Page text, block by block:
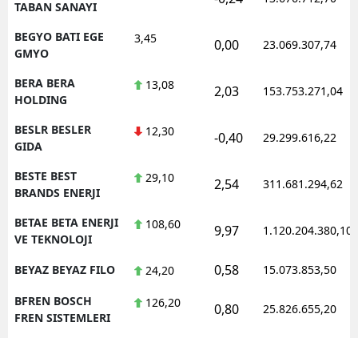
TABAN SANAYI
BEGYO BATI EGE
GMYO
3,45 0,00 23.069.307,74
BERA BERA
HOLDING
13,08 2,03 153.753.271,04
BESLR BESLER
GIDA
12,30 -0,40 29.299.616,22
BESTE BEST
BRANDS ENERJI
29,10 2,54 311.681.294,62
BETAE BETA ENERJI
VE TEKNOLOJI
108,60 9,97 1.120.204.380,10
BEYAZ BEYAZ FILO 24,20 0,58 15.073.853,50
BFREN BOSCH
FREN SISTEMLERI
126,20 0,80 25.826.655,20